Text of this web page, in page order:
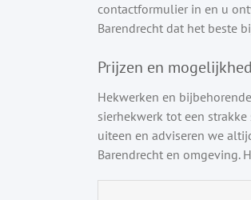
contactformulier in en u
Barendrecht dat het beste
Prijzen en
Hekwerken en
sierhekwerk tot een
uiteen en adviseren we
Barendrecht en omgeving.